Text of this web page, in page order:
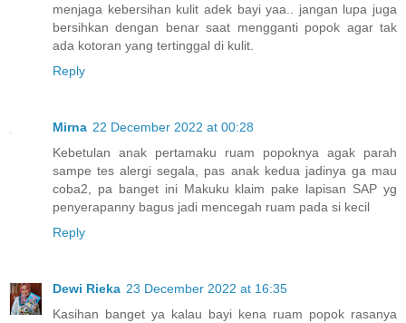
menjaga kebersihan kulit adek bayi yaa.. jangan lupa juga
bersihkan dengan benar saat mengganti popok agar tak
ada kotoran yang tertinggal di kulit.
Reply
Mirna 22 December 2022 at 00:28
Kebetulan anak pertamaku ruam popoknya agak parah
sampe tes alergi segala, pas anak kedua jadinya ga mau
coba2, pa banget ini Makuku klaim pake lapisan SAP yg
penyerapanny bagus jadi mencegah ruam pada si kecil
Reply
Dewi Rieka 23 December 2022 at 16:35
Kasihan banget ya kalau bayi kena ruam popok rasanya